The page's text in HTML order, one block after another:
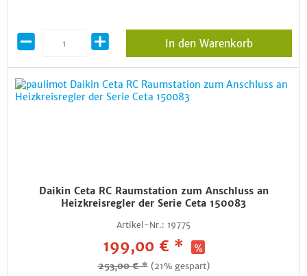
In den Warenkorb
Daikin Ceta RC Raumstation zum Anschluss an
Heizkreisregler der Serie Ceta 150083
Artikel-Nr.: 19775
199,00 € *
253,00 € * (21% gespart)